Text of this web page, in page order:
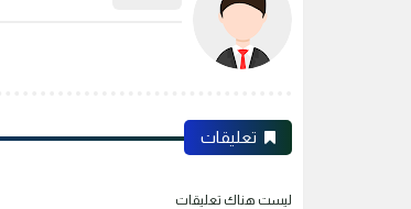
تعليقات
ليست هناك تعليقات